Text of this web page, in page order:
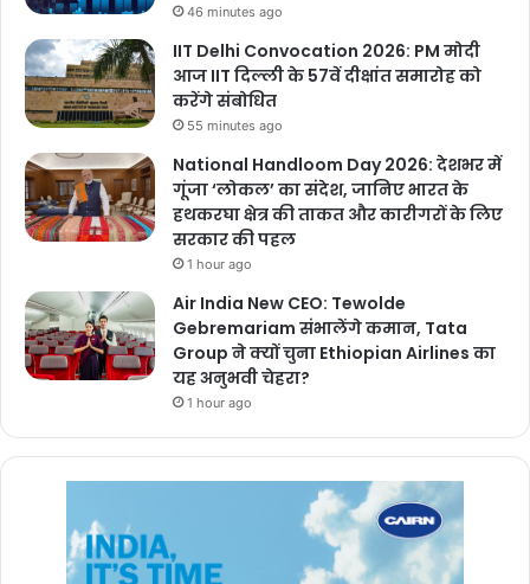
46 minutes ago
IIT Delhi Convocation 2026: PM मोदी
आज IIT दिल्ली के 57वें दीक्षांत समारोह को
करेंगे संबोधित
55 minutes ago
National Handloom Day 2026: देशभर में
गूंजा ‘लोकल’ का संदेश, जानिए भारत के
हथकरघा क्षेत्र की ताकत और कारीगरों के लिए
सरकार की पहल
1 hour ago
Air India New CEO: Tewolde
Gebremariam संभालेंगे कमान, Tata
Group ने क्यों चुना Ethiopian Airlines का
यह अनुभवी चेहरा?
1 hour ago